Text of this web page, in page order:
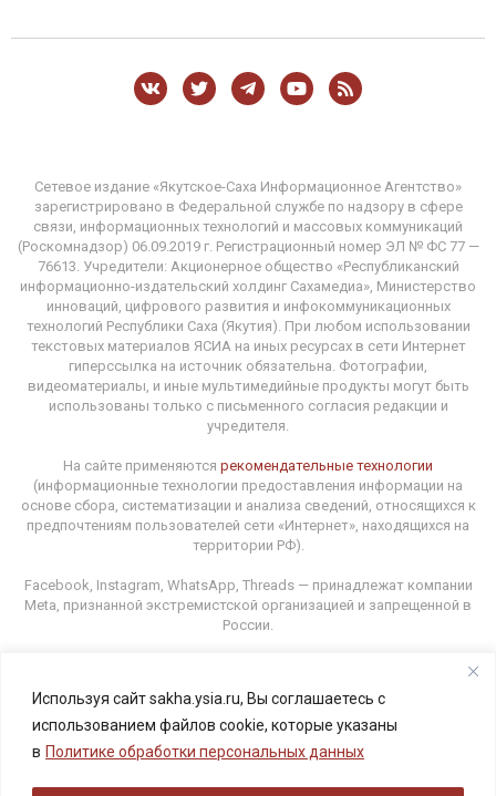
Используя сайт sakha.ysia.ru, Вы соглашаетесь с
использованием файлов cookie, которые указаны
в Политике обработки персональных данных
Сетевое издание «Якутское-Саха Информационное Агентство»
зарегистрировано в Федеральной службе по надзору в сфере
связи, информационных технологий и массовых коммуникаций
(Роскомнадзор) 06.09.2019 г. Регистрационный номер ЭЛ № ФС 77 —
76613. Учредители: Акционерное общество «Республиканский
информационно-издательский холдинг Сахамедиа», Министерство
инноваций, цифрового развития и инфокоммуникационных
технологий Республики Саха (Якутия). При любом использовании
текстовых материалов ЯСИА на иных ресурсах в сети Интернет
гиперссылка на источник обязательна. Фотографии,
видеоматериалы, и иные мультимедийные продукты могут быть
использованы только с письменного согласия редакции и
учредителя.
На сайте применяются рекомендательные технологии
(информационные технологии предоставления информации на
основе сбора, систематизации и анализа сведений, относящихся к
предпочтениям пользователей сети «Интернет», находящихся на
территории РФ).
Facebook, Instagram, WhatsApp, Threads — принадлежат компании
Meta, признанной экстремистской организацией и запрещенной в
России.
Адрес редакции: 677000, г. Якутск, ул. Орджоникидзе, 31.
E-mail: ysia1@yandex.ru Телефон: (4112) 34-13-89
18+